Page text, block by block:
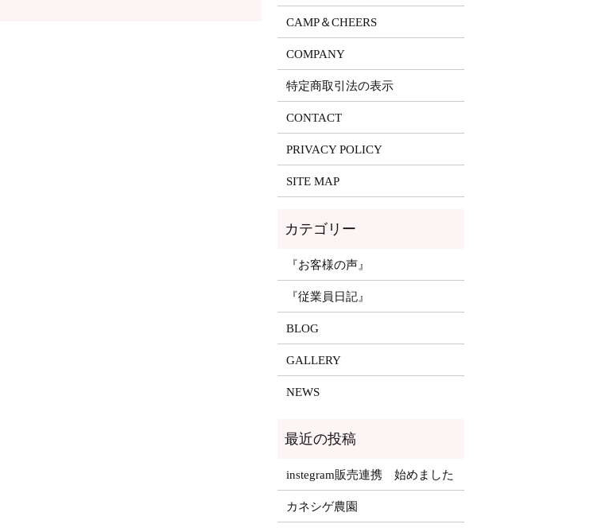
CAMP＆CHEERS
COMPANY
特定商取引法の表示
CONTACT
PRIVACY POLICY
SITE MAP
『お客様の声』
『従業員日記』
BLOG
GALLERY
NEWS
instegram販売連携 始めました
カネシゲ農園